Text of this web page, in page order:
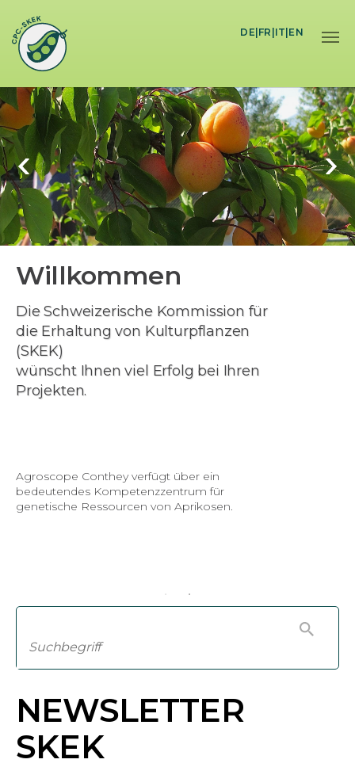
DE| FR IT EN
Willkommen
Die Schweizerische Kommission für
die Erhaltung von Kulturpflanzen
(SKEK)
wünscht Ihnen viel Erfolg bei Ihren
Projekten.
Agroscope Conthey verfügt über ein
bedeutendes Kompetenzzentrum für
genetische Ressourcen von Aprikosen.
NEWSLETTER
SKEK